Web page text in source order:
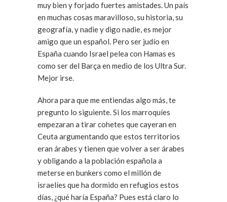
muy bien y forjado fuertes amistades. Un país
en muchas cosas maravilloso, su historia, su
geografía, y nadie y digo nadie, es mejor
amigo que un español. Pero ser judío en
España cuando Israel pelea con Hamas es
como ser del Barça en medio de los Ultra Sur.
Mejor irse.
Ahora para que me entiendas algo más, te
pregunto lo siguiente. Si los marroquíes
empezaran a tirar cohetes que cayeran en
Ceuta argumentando que estos territorios
eran árabes y tienen que volver a ser árabes
y obligando a la población española a
meterse en bunkers como el millón de
israelíes que ha dormido en refugios estos
días, ¿qué haría España? Pues está claro lo